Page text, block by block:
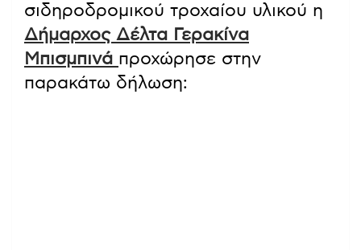
σιδηροδρομικού τροχαίου υλικού η
Δήμαρχος Δέλτα Γερακίνα
Μπισμπινά προχώρησε στην
παρακάτω δήλωση: